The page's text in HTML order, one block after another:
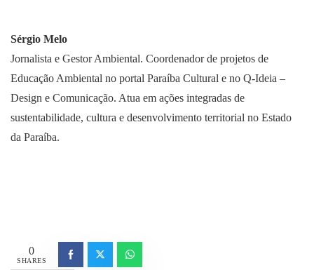
Sérgio Melo
Jornalista e Gestor Ambiental. Coordenador de projetos de
Educação Ambiental no portal Paraíba Cultural e no Q-Ideia –
Design e Comunicação. Atua em ações integradas de
sustentabilidade, cultura e desenvolvimento territorial no Estado
da Paraíba.
0
SHARES